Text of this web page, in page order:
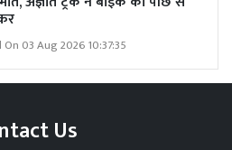
On 03 Aug 2026 10:37:35
Us